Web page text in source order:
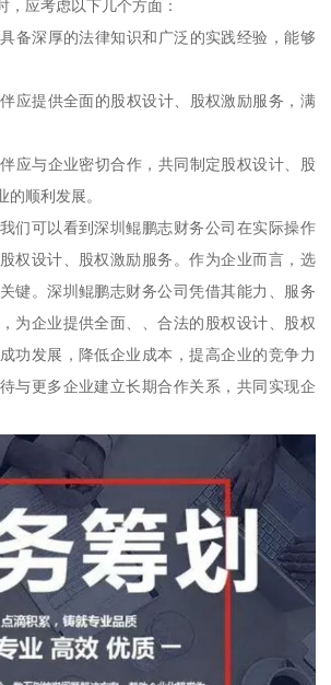
，应考虑以下几个方面：
备深厚的法律知识和广泛的实践经验，能够
应提供全面的股权设计、股权激励服务，满
应与企业密切合作，共同制定股权设计、股
的顺利发展。
们可以看到深圳鲲鹏志财务公司在实际操作
权设计、股权激励服务。作为企业而言，选
键。深圳鲲鹏志财务公司凭借其能力、服务
为企业提供全面、、合法的股权设计、股权
功发展，降低企业成本，提高企业的竞争力
与更多企业建立长期合作关系，共同实现企